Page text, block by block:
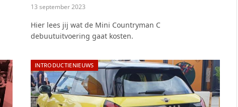
13 september 2023
Hier lees jij wat de Mini Countryman C
debuutuitvoering gaat kosten.
INTRODUCTIENIEUWS